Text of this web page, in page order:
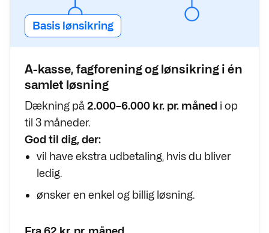
Basis lønsikring
A-kasse, fagforening og lønsikring i én
samlet løsning
Dækning på2.000–6.000 kr. pr. måned i op
til 3 måneder.
God til dig, der:
vil have ekstra udbetaling, hvis du bliver
ledig.
ønsker en enkel og billig løsning.